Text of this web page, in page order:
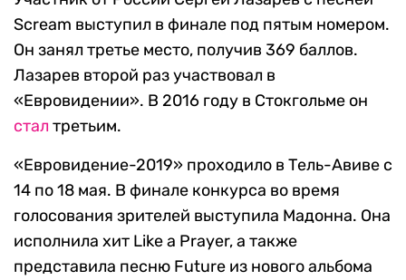
Scream выступил в финале под пятым номером.
Он занял третье место, получив 369 баллов.
Лазарев второй раз участвовал в
«Евровидении». В 2016 году в Стокгольме он
стал третьим.
«Евровидение-2019» проходило в Тель-Авиве с
14 по 18 мая. В финале конкурса во время
голосования зрителей выступила Мадонна. Она
исполнила хит Like a Prayer, а также
представила песню Future из нового альбома